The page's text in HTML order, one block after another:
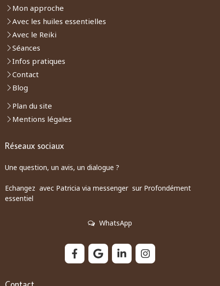
Mon approche
Avec les huiles essentielles
Avec le Reiki
Séances
Infos pratiques
Contact
Blog
Plan du site
Mentions légales
Réseaux sociaux
Une question, un avis, un dialogue ?
Echangez avec Patricia via messenger sur Profondément
essentiel
WhatsApp